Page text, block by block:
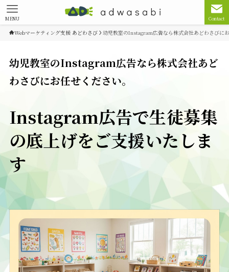
Contact
MENU
Webマーケティング支援 あどわさび 幼児教室のInstagram広告なら株式会社あどわさびに
幼児教室のInstagram広告なら株式会社あど
わさびにお任せください。
Instagram広告で生徒募集
の底上げをご支援いたしま
す